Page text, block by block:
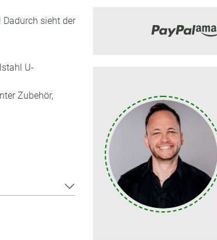
Dadurch sieht der
U-
Zubehör,